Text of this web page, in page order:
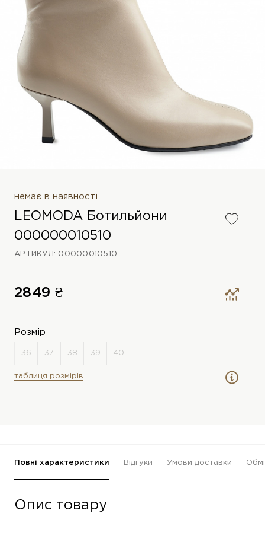
немає в наявності
LEOMODA Ботильйони
000000010510
АРТИКУЛ: 00000010510
2849 ₴
Розмір
таблиця розмірів
Повні характеристики Відгуки Умови доставки
Опис товару